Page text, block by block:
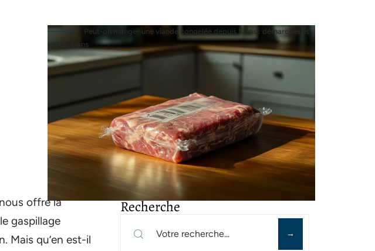
Peut-on manger une viande congelée depuis 5 ans : démarches et
précautions
offre la
gaspillage
Mais qu’en est-il
Recherche